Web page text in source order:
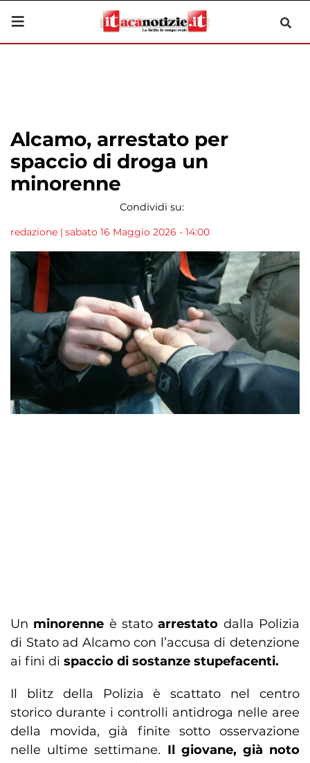
Alcamo, arrestato per
spaccio di droga un
minorenne
Condividi su:
redazione | sabato 16 Maggio 2026 - 14:00
Un minorenne è statoarrestato dalla Polizia
di Stato ad Alcamo con l’accusa di detenzione
ai fini di spaccio di sostanze stupefacenti.
Il blitz della Polizia è scattato nel centro
storico durante i controlli antidroga nelle aree
della movida, già finite sotto osservazione
nelle ultime settimane. Il giovane, già noto